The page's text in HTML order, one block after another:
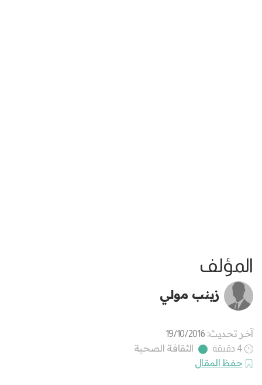
المؤلف
زينب مولي
آخر تحديث: 19/10/2016
4 دقيقة
الثقافة الصحية
حفظ المقال